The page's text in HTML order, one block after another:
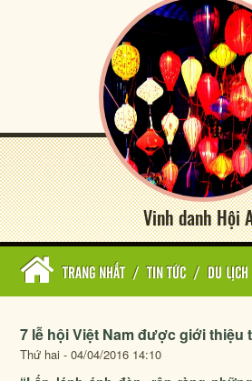
Vinh danh Hội
TRANG NHẤT / TIN TỨC / DU
7 lễ hội Việt Nam được giới thiệu
Thứ hai - 04/04/2016 14:10